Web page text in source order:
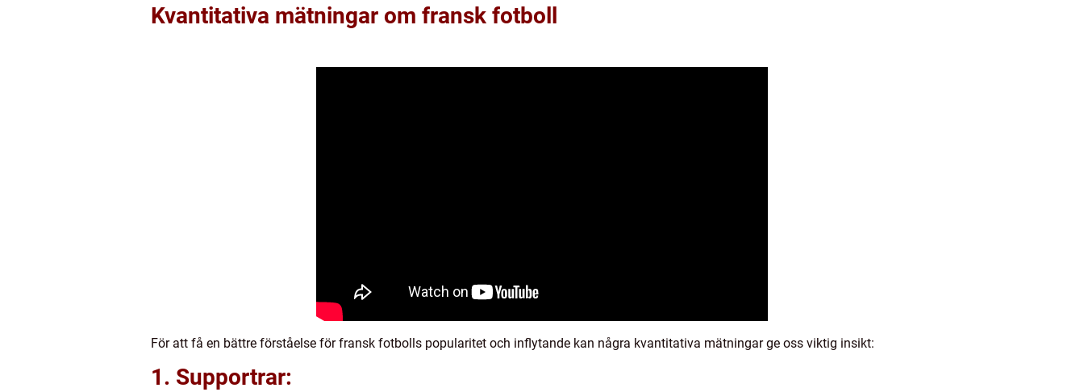
Kvantitativa mätningar om fransk fotboll
För att få en bättre förståelse för fransk fotbolls popularitet och inflytande kan några kvantitativa mätningar ge oss viktig insikt:
1. Supportrar: